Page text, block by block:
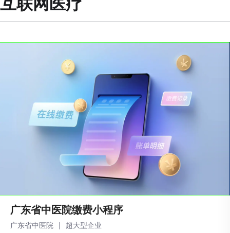
‌广东省中医院缴费小程序
广东省中医院 | 超大型企业